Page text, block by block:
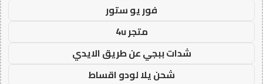
فور يو ستور
متجر 4u
شدات ببجي عن طريق الايدي
شحن يلا لودو اقساط